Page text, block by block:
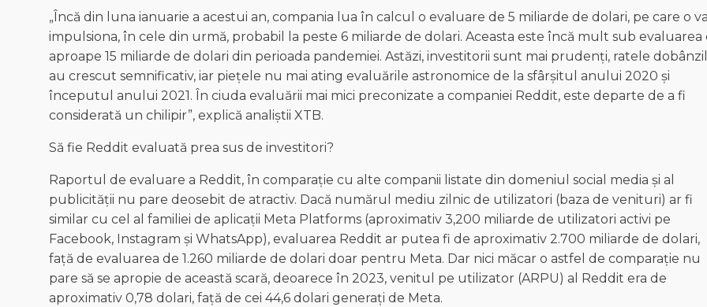
„Încă din luna ianuarie a acestui an, compania lua în calcul o evaluare de 5 miliarde de dolari, pe care o va
impulsiona, în cele din urmă, probabil la peste 6 miliarde de dolari. Aceasta este încă mult sub evaluarea
aproape 15 miliarde de dolari din perioada pandemiei. Astăzi, investitorii sunt mai prudenți, ratele
au crescut semnificativ, iar piețele nu mai ating evaluările astronomice de la sfârșitul anului 2020 și
începutul anului 2021. În ciuda evaluării mai mici preconizate a companiei Reddit, este departe de a fi
considerată un chilipir”, explică analiștii XTB.
Să fie Reddit evaluată prea sus de investitori?
Raportul de evaluare a Reddit, în comparație cu alte companii listate din domeniul social media și al
publicității nu pare deosebit de atractiv. Dacă numărul mediu zilnic de utilizatori (baza de venituri) ar fi
similar cu cel al familiei de aplicații Meta Platforms (aproximativ 3,200 miliarde de utilizatori activi pe
Facebook, Instagram și WhatsApp), evaluarea Reddit ar putea fi de aproximativ 2.700 miliarde de dolari,
față de evaluarea de 1.260 miliarde de dolari doar pentru Meta. Dar nici măcar o astfel de comparație nu
pare să se apropie de această scară, deoarece în 2023, venitul pe utilizator (ARPU) al Reddit era de
aproximativ 0,78 dolari, față de cei 44,6 dolari generați de Meta.